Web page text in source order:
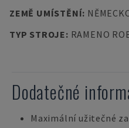
ZEMĚ UMÍSTĚNÍ:
TYP STROJE: RAMENO
Dodatečné
Maximální užitečné